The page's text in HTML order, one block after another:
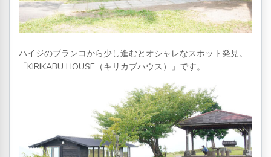
ハイジのブランコから少し進むとオシャレなスポット発見。
「KIRIKABU HOUSE（キリカブハウス）」です。